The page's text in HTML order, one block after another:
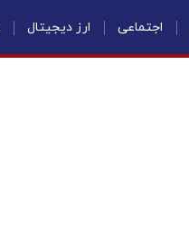
اجتماعی ارز دیجیتال